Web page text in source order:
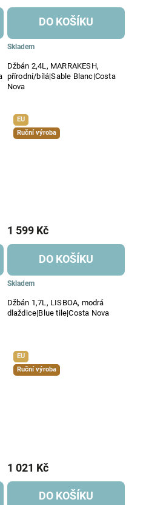
Džbán 2,4L, MARRAKESH,
přírodní/bílá|Sable Blanc|Costa
Nova
Skladem
DO KOŠÍKU
EU
Ruční výroba
Džbán 1,7L, LISBOA, modrá
dlaždice|Blue tile|Costa Nova
Skladem
1 599 Kč
DO KOŠÍKU
EU
Ruční výroba
1 021 Kč
DO KOŠÍKU